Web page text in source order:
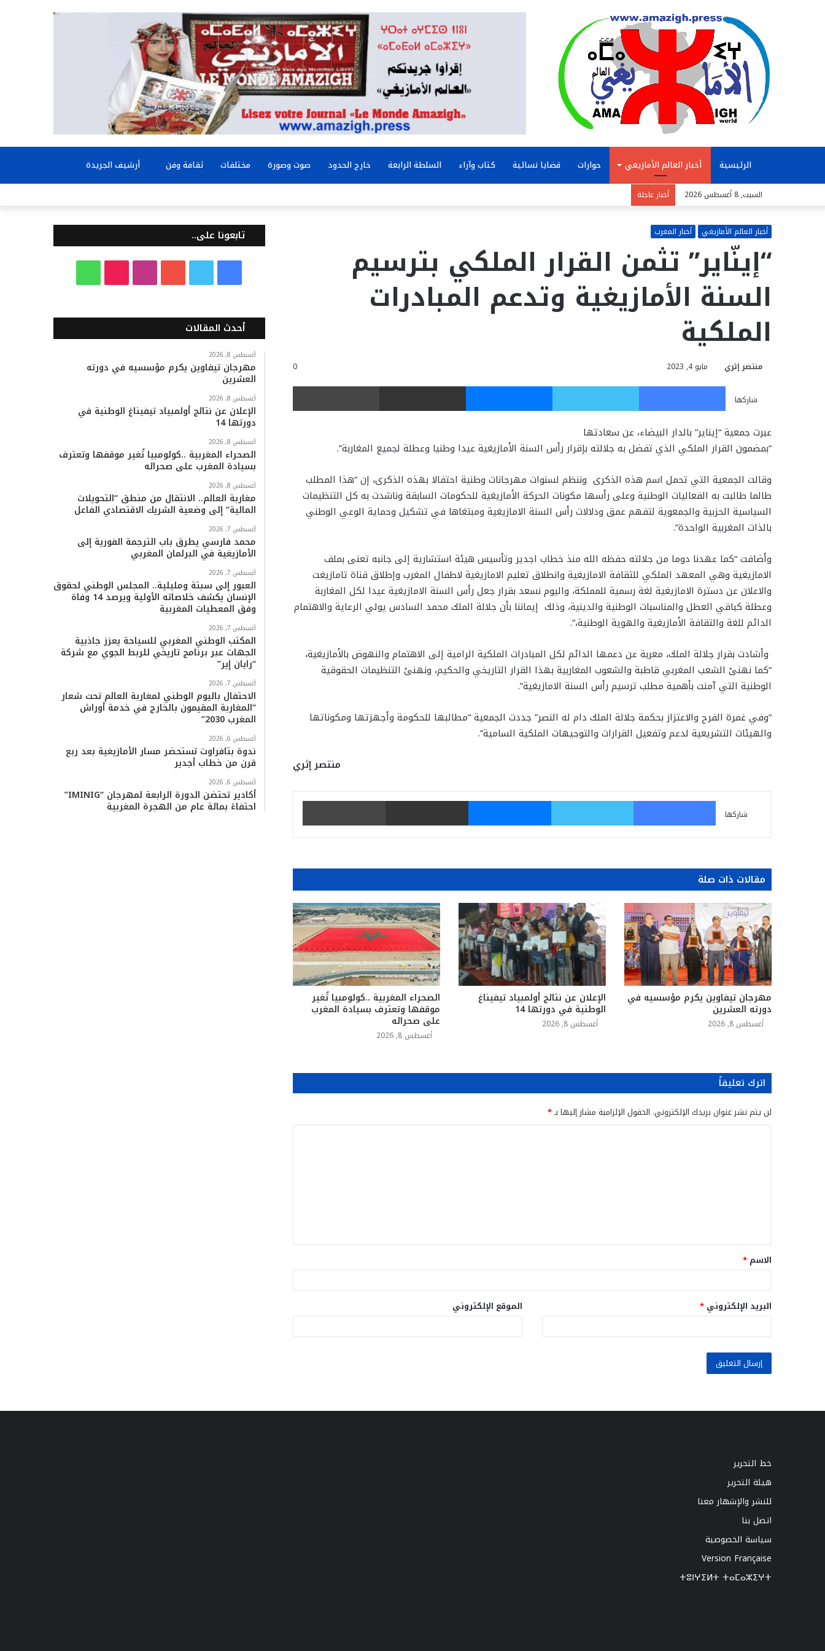
الرئيسية أخبار العالم الأمازيغي حوارات قضايا نسائية كتاب وآراء السلطة الرابعة خارج الحدود صوت وصورة مختلفات ثقافة وفن أرشيف الجريدة
عن
السبت, 8 أغسطس 2026 أخبار عاجلة
أخبار العالم الأمازيغي أخبار المغرب
“إينّاير” تثمن القرار الملكي بترسيم
السنة الأمازيغية وتدعم المبادرات
الملكية
منتصر إثري مايو 4, 2023 0
شاركها
فيسبوك تويتر ماسنجر مشاركة عبر البريد
عبرت جمعية “إيناير” بالدار البيضاء، عن سعادتها
“بمضمون القرار الملكي الذي تفضل به جلالته بإقرار رأس السنة الأمازيغية عيدا وطنيا وعطلة لجميع المغاربة”.
وقالت الجمعية التي تحمل اسم هذه الذكرى وننظم لسنوات مهرجانات وطنية احتفالا بهذه الذكرى، إن “هذا المطلب
طالما طالبت به الفعاليات الوطنية وعلى رأسها مكونات الحركة الأمازيغية للحكومات السابقة وناشدت به كل التنظيمات
السياسية الحزبية والجمعوية لتفهم عمق ودلالات رأس السنة الامازيغية ومبتغاها في تشكيل وحماية الوعي الوطني
بالذات المغربية الواحدة”.
وأضافت “كما عهدنا دوما من جلالته حفظه الله منذ خطاب اجدير وتأسيس هيئة استشارية إلى جانبه تعنى بملف
الامازيغية وهي المعهد الملكي للثقافة الامازيغية وانطلاق تعليم الامازيغية لاطفال المغرب وإطلاق قناة تامازيغت
والاعلان عن دسترة الامازيغية لغة رسمية للمملكة، واليوم نسعد بقرار جعل رأس السنة الامازيغية عيدا لكل المغاربة
وعطلة كباقي العطل والمناسبات الوطنية والدينية، وذلك إيماننا بأن جلالة الملك محمد السادس يولي الرعاية والاهتمام
الدائم للغة والتقافة الأمازيغية والهوية الوطنية،”.
وأشادت بقرار جلالة الملك، معربة عن دعمها الدائم لكل المبادرات الملكية الرامية إلى الاهتمام والنهوض بالأمازيغية،
“كما نهنئ الشعب المغربي قاطبة والشعوب المغاربية بهذا القرار التاريخي والحكيم، ونهنئ التنظيمات الحقوقية
الوطنية التي آمنت بأهمية مطلب ترسيم رأس السنة الامازيغية”.
“وفي غمرة الفرح والاعتزاز بحكمة جلالة الملك دام له النصر” جددت الجمعية “مطالبها للحكومة وأجهزتها ومكوناتها
والهيئات التشريعية لدعم وتفعيل القرارات والتوجيهات الملكية السامية”.
منتصر إثري
شاركها
فيسبوك تويتر ماسنجر مشاركة عبر البريد
مقالات ذات صلة
مهرجان تيفاوين يكرم مؤسسيه في
دورته العشرين
أغسطس 8, 2026
الإعلان عن نتائج أولمبياد تيفيناغ
الوطنية في دورتها 14
أغسطس 8, 2026
الصحراء المغربية ..كولومبيا تُغير
موقفها وتعترف بسيادة المغرب
على صحرائه
أغسطس 8, 2026
اترك تعليقاً
لن يتم نشر عنوان بريدك الإلكتروني. الحقول الإلزامية مشار إليها بـ*
ق
*
الاسم *
البريد الإلكتروني * الموقع الإلكتروني
تابعونا على..
س
ب
و
ك
ي
ت
ر
ت
ي
و
س
ت
ق
ا
k
T
o
ت
س
أحدث المقالات
أغسطس 8, 2026
مهرجان تيفاوين يكرم مؤسسيه في دورته
العشرين
أغسطس 8, 2026
الإعلان عن نتائج أولمبياد تيفيناغ الوطنية في
دورتها 14
أغسطس 8, 2026
الصحراء المغربية ..كولومبيا تُغير موقفها وتعترف
بسيادة المغرب على صحرائه
أغسطس 8, 2026
مغاربة العالم.. الانتقال من منطق “التحويلات
المالية” إلى وضعية الشريك الاقتصادي الفاعل
أغسطس 7, 2026
محمد فارسي يطرق باب الترجمة الفورية إلى
الأمازيغية في البرلمان المغربي
أغسطس 7, 2026
العبور إلى سبتة ومليلية.. المجلس الوطني لحقوق
الإنسان يكشف خلاصاته الأولية ويرصد 14 وفاة
وفق المعطيات المغربية
أغسطس 7, 2026
المكتب الوطني المغربي للسياحة يعزز جاذبية
الجهات عبر برنامج تاريخي للربط الجوي مع شركة
“رايان إير”
أغسطس 7, 2026
الاحتفال باليوم الوطني لمغاربة العالم تحت شعار
“المغاربة المقيمون بالخارج في خدمة أوراش
المغرب 2030”
أغسطس 6, 2026
ندوة بتافراوت تستحضر مسار الأمازيغية بعد ربع
قرن من خطاب أجدير
أغسطس 6, 2026
أكادير تحتضن الدورة الرابعة لمهرجان “IMINIG”
احتفاءً بمائة عام من الهجرة المغربية
خط التحرير
هيئة التحرير
للنشر والإشهار معنا
اتصل بنا
سياسة الخصوصية
Version Française
ⵜⵓⵏⵖⵉⵍⵜ ⵜⴰⵎⴰⵣⵉⵖⵜ